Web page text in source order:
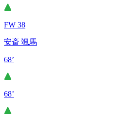
FW 38
安斎 颯馬
68’
68’